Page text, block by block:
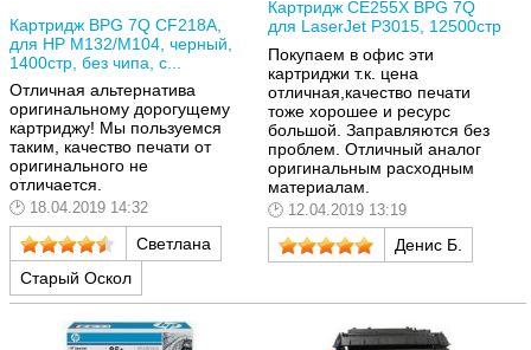
Картридж BPG 7Q CF218A,
для HP M132/M104, черный,
1400стр, без чипа, с...
Отличная альтернатива
оригинальному дорогущему
картриджу! Мы пользуемся
таким, качество печати от
оригинального не
отличается.
18.04.2019 14:32
Светлана
Старый Оскол
Картридж CE255X BPG 7Q
для LaserJet P3015, 12500стр
Покупаем в офис эти
картриджи т.к. цена
отличная,качество печати
тоже хорошее и ресурс
большой. Заправляются без
проблем. Отличный аналог
оригинальным расходным
материалам.
12.04.2019 13:19
Денис Б.